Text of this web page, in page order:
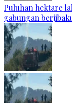
Puluhan hektare
gabungan